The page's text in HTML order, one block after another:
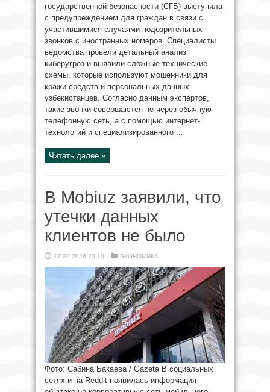
государственной безопасности (СГБ) выступила
с предупреждением для граждан в связи с
участившимися случаями подозрительных
звонков с иностранных номеров. Специалисты
ведомства провели детальный анализ
киберугроз и выявили сложные технические
схемы, которые используют мошенники для
кражи средств и персональных данных
узбекистанцев. Согласно данным экспертов,
такие звонки совершаются не через обычную
телефонную сеть, а с помощью интернет-
технологий и специализированного ...
Читать далее »
В Mobiuz заявили, что
утечки данных
клиентов не было
17.02.2026 20:10 ЭКОНОМИКА
Фото: Сабина Бакаева / Gazeta В социальных
сетях и на Reddit появилась информация